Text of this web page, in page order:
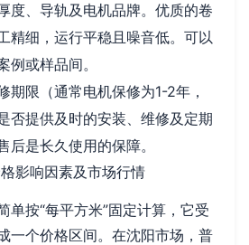
度、导轨及电机品牌。优质的卷
精细，运行平稳且噪音低。可以
例或样品间。
期限（通常电机保修为1-2年，
否提供及时的安装、维修及定期
后是长久使用的保障。
影响因素及市场行情
单按“每平方米”固定计算，它受
一个价格区间。在沈阳市场，普